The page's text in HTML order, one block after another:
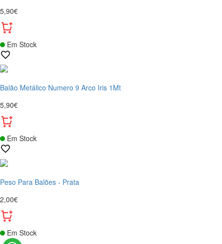
5,90€
Em Stock
Balão Metálico Numero 9 Arco Iris 1Mt
5,90€
Em Stock
Peso Para Balões - Prata
2,00€
Em Stock